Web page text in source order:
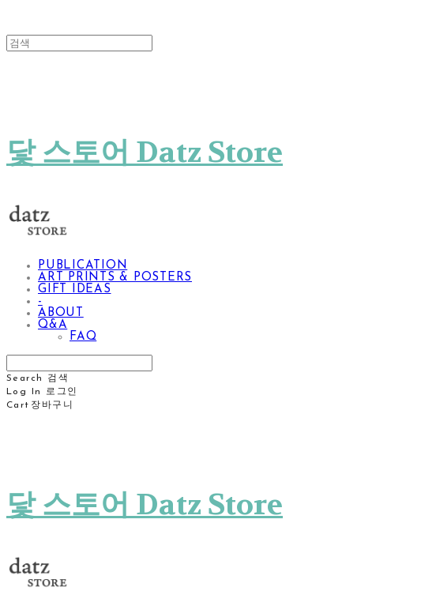
닻 스토어 Datz Store
PUBLICATION
ART PRINTS & POSTERS
GIFT IDEAS
-
ABOUT
Q&A
FAQ
Search
검색
Log In
로그인
Cart 장바구니
닻 스토어 Datz Store